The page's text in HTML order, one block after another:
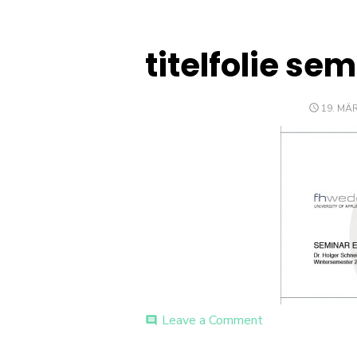
titelfolie
POSTED
19.
comment Leave a Commenton